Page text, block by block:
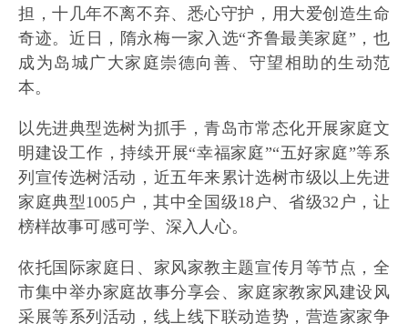
担，十几年不离不弃、悉心守护，用大爱创造生命
奇迹。近日，隋永梅一家入选“齐鲁最美家庭”，也
成为岛城广大家庭崇德向善、守望相助的生动范
本。
以先进典型选树为抓手，青岛市常态化开展家庭文
明建设工作，持续开展“幸福家庭”“五好家庭”等系
列宣传选树活动，近五年来累计选树市级以上先进
家庭典型1005户，其中全国级18户、省级32户，让
榜样故事可感可学、深入人心。
依托国际家庭日、家风家教主题宣传月等节点，全
市集中举办家庭故事分享会、家庭家教家风建设风
采展等系列活动，线上线下联动造势，营造家家争